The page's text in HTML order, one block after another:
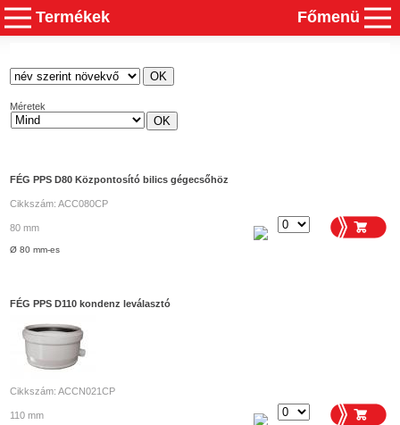
Termékek Főmenü
Méretek
FÉG PPS D80 Központosító bilics gégecsőhöz
Cikkszám: ACC080CP
80 mm
Ø 80 mm-es
FÉG PPS D110 kondenz leválasztó
Cikkszám: ACCN021CP
110 mm